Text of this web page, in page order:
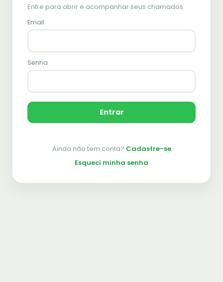
Entre para abrir e acompanhar seus chamados.
Email
Senha
Entrar
Ainda não tem conta? Cadastre-se
Esqueci minha senha